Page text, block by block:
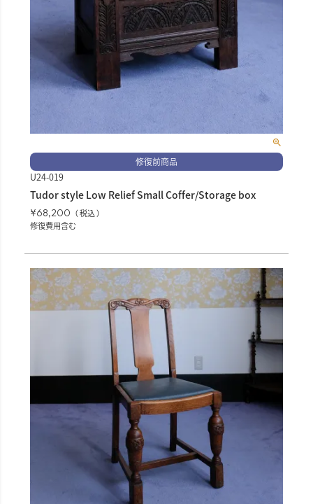
修復前商品
U24-019
Tudor style Low Relief Small Coffer/Storage box
¥68,200
税込
修復費用含む